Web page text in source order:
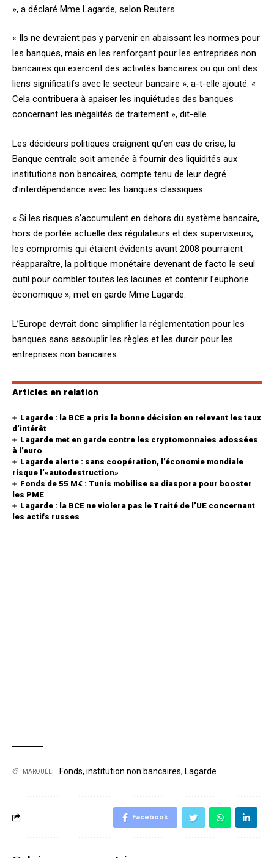
», a déclaré Mme Lagarde, selon Reuters.
« Ils ne devraient pas y parvenir en abaissant les normes pour
les banques, mais en les renforçant pour les entreprises non
bancaires qui exercent des activités bancaires ou qui ont des
liens significatifs avec le secteur bancaire », a-t-elle ajouté. «
Cela contribuera à apaiser les inquiétudes des banques
concernant les inégalités de traitement », dit-elle.
Les décideurs politiques craignent qu’en cas de crise, la
Banque centrale soit amenée à fournir des liquidités aux
institutions non bancaires, compte tenu de leur degré
d’interdépendance avec les banques classiques.
« Si les risques s’accumulent en dehors du système bancaire,
hors de portée actuelle des régulateurs et des superviseurs,
les compromis qui étaient évidents avant 2008 pourraient
réapparaître, la politique monétaire devenant de facto le seul
outil pour combler toutes les lacunes et contenir l’euphorie
économique », met en garde Mme Lagarde.
L’Europe devrait donc simplifier la réglementation pour les
banques sans assouplir les règles et les durcir pour les
entreprises non bancaires.
Articles en relation
Lagarde : la BCE a pris la bonne décision en relevant les taux
d’intérêt
Lagarde met en garde contre les cryptomonnaies adossées
à l’euro
Lagarde alerte : sans coopération, l’économie mondiale
risque l’«autodestruction»
Fonds de 55 M€ : Tunis mobilise sa diaspora pour booster
les PME
Lagarde : la BCE ne violera pas le Traité de l’UE concernant
les actifs russes
MARQUÉE: Fonds, institution non bancaires, Lagarde
Facebook